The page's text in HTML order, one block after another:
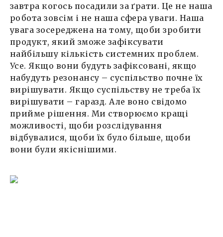
завтра когось посадили за ґрати. Це не наша
робота зовсім і не наша сфера уваги. Наша
увага зосереджена на тому, щоби зробити
продукт, який зможе зафіксувати
найбільшу кількість системних проблем.
Усе. Якщо вони будуть зафіксовані, якщо
набудуть резонансу – суспільство почне їх
вирішувати. Якщо суспільству не треба їх
вирішувати – гаразд. Але воно свідомо
прийме рішення. Ми створюємо кращі
можливості, щоби розслідування
відбувалися, щоби їх було більше, щоби
вони були якіснішими.